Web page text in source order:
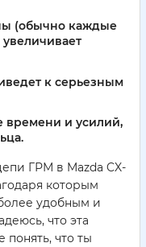
(обычно каждые
к серьезным
времени и усилий,
ГРМ в Mazda CX-
которым
удобным и
что эта
что ты